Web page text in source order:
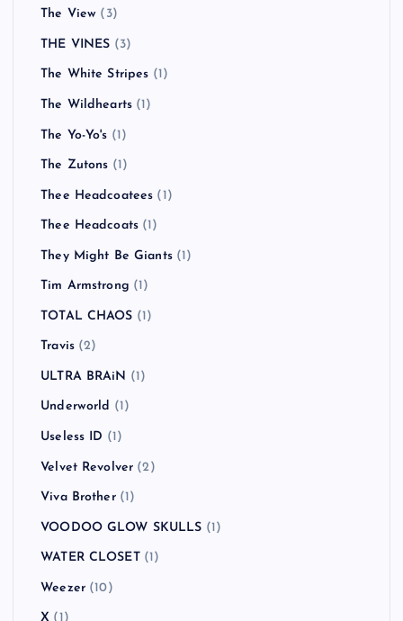
The View (3)
THE VINES (3)
The White Stripes (1)
The Wildhearts (1)
The Yo-Yo's (1)
The Zutons (1)
Thee Headcoatees (1)
Thee Headcoats (1)
They Might Be Giants(1)
Tim Armstrong (1)
TOTAL CHAOS (1)
Travis(2)
ULTRA BRAiN (1)
Underworld (1)
Useless ID (1)
Velvet Revolver (2)
Viva Brother(1)
VOODOO GLOW SKULLS (1)
WATER CLOSET(1)
Weezer(10)
X (1)